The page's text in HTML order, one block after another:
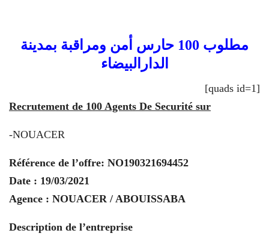
مطلوب 100 حارس أمن ومراقبة بمدينة
الدارالبيضاء
[quads id=1]
Recrutement de 100 Agents De Securité sur
-NOUACER
Référence de l’offre: NO190321694452
Date : 19/03/2021
Agence : NOUACER / ABOUISSABA
Description de l’entreprise